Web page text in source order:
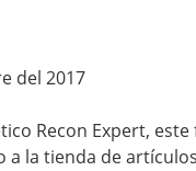
del 2017
Recon Expert,
a la tienda de